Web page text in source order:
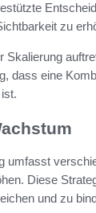
zu
dass eine
Diese
und zu